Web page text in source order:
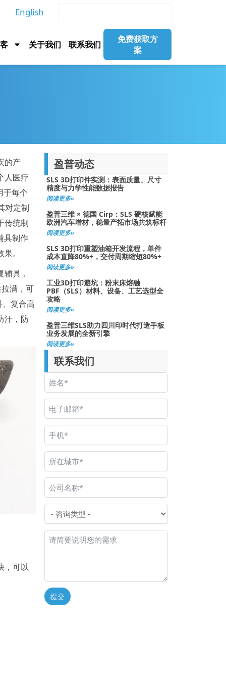
English
关于我们 联系我们
免费获取方
案
的产
人医疗
于每个
对定制
传统制
具制作
。
具，
满，可
复合高
汗，防
，可以
盈普动态
SLS 3D打印件实测：表面质量、尺寸
精度与力学性能数据报告
阅读更多»
盈普三维 × 德国 Cirp：SLS 硬核赋能
欧洲汽车增材，稳量产拓市场共筑标杆
阅读更多»
SLS 3D打印重塑油箱开发流程，单件
成本直降80%+，交付周期缩短80%+
阅读更多»
工业3D打印避坑：粉末床熔融
PBF（SLS）材料、设备、工艺选型全
攻略
阅读更多»
盈普三维SLS助力四川印时代打造手板
业务发展的全新引擎
阅读更多»
联系我们
提交